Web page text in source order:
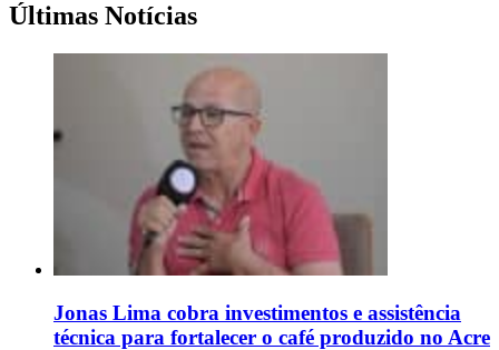
Últimas Notícias
Jonas Lima cobra investimentos e assistência
técnica para fortalecer o café produzido no Acre